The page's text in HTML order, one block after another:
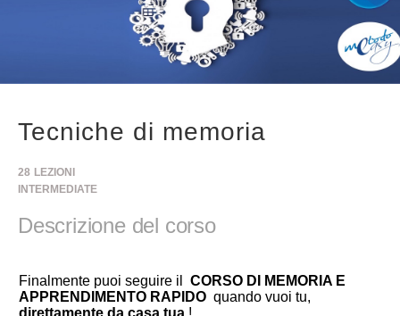
Tecniche di memoria
28 LEZIONI
INTERMEDIATE
Descrizione del corso
Finalmente puoi seguire il CORSO DI MEMORIA E
APPRENDIMENTO RAPIDO quando vuoi tu,